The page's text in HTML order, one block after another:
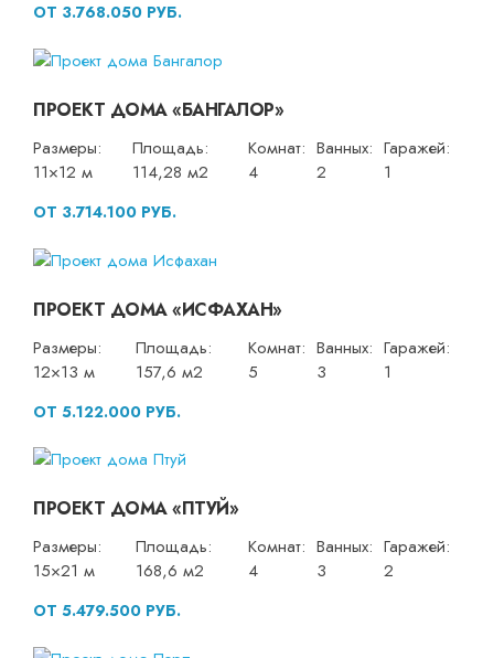
ОТ 3.768.050 РУБ.
ПРОЕКТ ДОМА «БАНГАЛОР»
Размеры:
11×12 м
Площадь:
114,28 м2
Комнат:
4
Ванных:
2
Гаражей:
1
ОТ 3.714.100 РУБ.
ПРОЕКТ ДОМА «ИСФАХАН»
Размеры:
12×13 м
Площадь:
157,6 м2
Комнат:
5
Ванных:
3
Гаражей:
1
ОТ 5.122.000 РУБ.
ПРОЕКТ ДОМА «ПТУЙ»
Размеры:
15×21 м
Площадь:
168,6 м2
Комнат:
4
Ванных:
3
Гаражей:
2
ОТ 5.479.500 РУБ.